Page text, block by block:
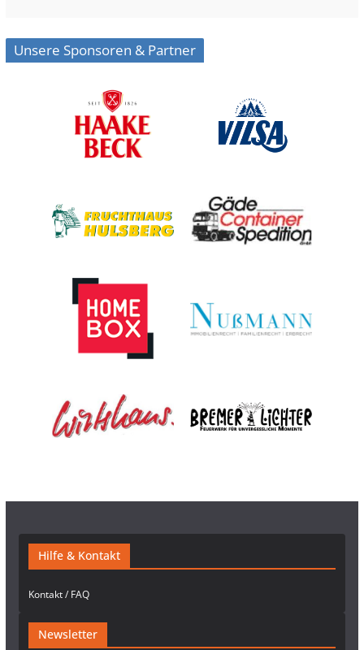
Unsere Sponsoren & Partner
Hilfe & Kontakt
Kontakt / FAQ
Newsletter